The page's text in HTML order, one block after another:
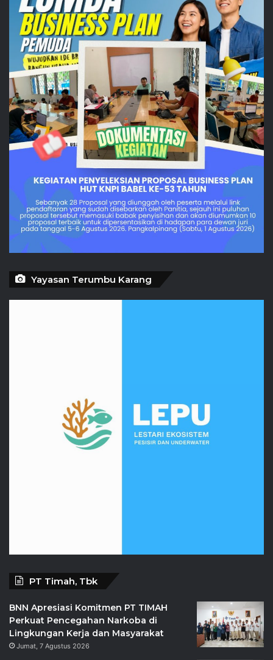
Yayasan Terumbu Karang
PT Timah, Tbk
BNN Apresiasi Komitmen PT TIMAH
Perkuat Pencegahan Narkoba di
Lingkungan Kerja dan Masyarakat
Jumat, 7 Agustus 2026